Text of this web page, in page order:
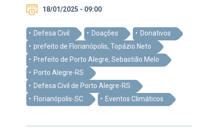
18/01/2025 - 09:00
Defesa Civil Doações
Donativos
prefeito de Florianópolis, Topázio Neto
Prefeito de Porto Alegre, Sebastião Melo
Porto Alegre-RS
Defesa Civil de Porto Alegre-RS
Florianópolis-SC
Eventos Climáticos